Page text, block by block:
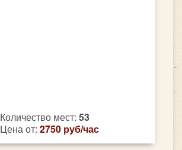
Количество мест: 53
Цена от: 2750 руб/час